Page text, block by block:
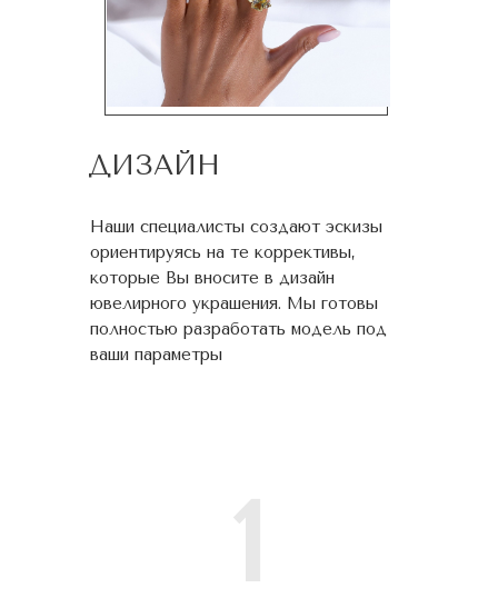
ДИЗАЙН
Наши специалисты создают эскизы
ориентируясь на те коррективы,
которые Вы вносите в дизайн
ювелирного украшения. Мы готовы
полностью разработать модель под
ваши параметры